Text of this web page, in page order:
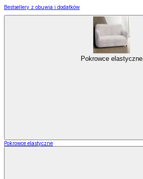
Bestsellery z obuwia i dodatków
Pokrowce elastyczne
Pokrowce elastyczne